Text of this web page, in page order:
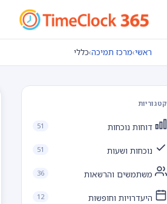
ראשי›מרכז תמיכה›כללי
קטגוריות
דוחות נוכחות 51
נוכחות ושעות 51
משתמשים והרשאות 36
היעדרויות וחופשות 12